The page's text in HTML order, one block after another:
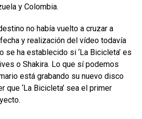
y Colombia.
no había vuelto a cruzar a
y realización del vídeo todavía
se ha establecido si ‘La Bicicleta’ es
o Shakira. Lo que sí podemos
está grabando su nuevo disco
que ‘La Bicicleta’ sea el primer